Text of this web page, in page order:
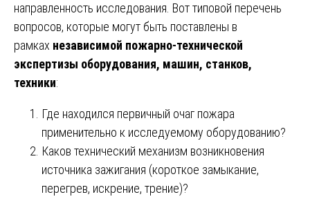
направленность исследования. Вот типовой перечень
вопросов, которые могут быть поставлены в
рамках независимой пожарно-технической
экспертизы оборудования, машин, станков,
техники:
Где находился первичный очаг пожара
применительно к исследуемому оборудованию?
Каков технический механизм возникновения
источника зажигания (короткое замыкание,
перегрев, искрение, трение)?